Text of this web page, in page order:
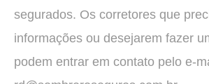
segurados. Os corretores que
informações ou desejarem fazer
podem entrar em contato pelo e-